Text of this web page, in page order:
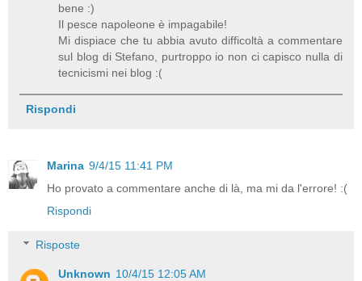
bene :)
Il pesce napoleone è impagabile!
Mi dispiace che tu abbia avuto difficoltà a commentare
sul blog di Stefano, purtroppo io non ci capisco nulla di
tecnicismi nei blog :(
Rispondi
Marina 9/4/15 11:41 PM
Ho provato a commentare anche di là, ma mi da l'errore! :(
Rispondi
Risposte
Unknown 10/4/15 12:05 AM